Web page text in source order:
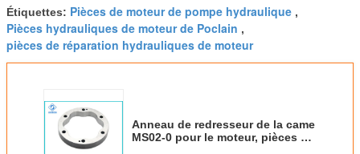
Étiquettes: Pièces de moteur de pompe hydraulique ,
Pièces hydrauliques de moteur de Poclain ,
pièces de réparation hydrauliques de moteur
Anneau de redresseur de la came
MS02-0 pour le moteur, pièces de